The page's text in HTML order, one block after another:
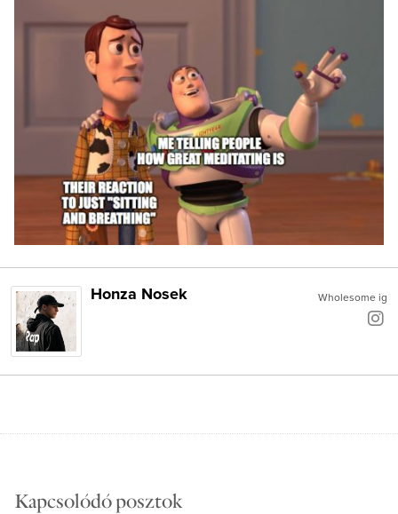
Wholesome ig
Honza Nosek
Kapcsolódó posztok